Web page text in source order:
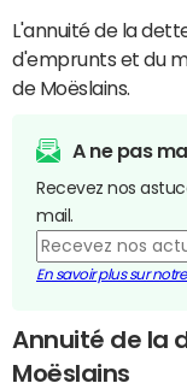
L'annuité de la
d'emprunts et du
de Moëslains.
A ne pas
Recevez nos
mail.
En savoir plus sur
Annuité de la
Moëslains